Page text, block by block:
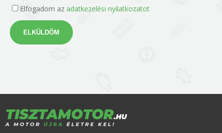
Elfogadom az adatkezelési nyilatkozatot
ELKÜLDÖM